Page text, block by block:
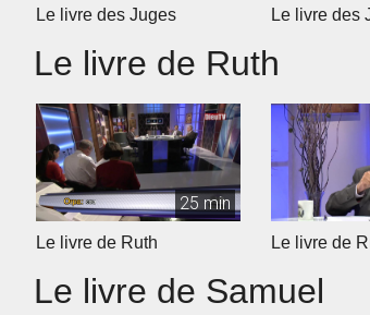
Le livre des Juges Le livre des
Le livre de Ruth
25 min
Le livre de Ruth Le livre de
Le livre de Samuel